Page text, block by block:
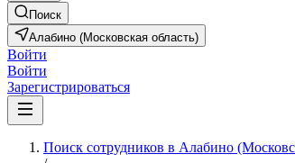
Поиск
Алабино (Московская область)
Войти
Войти
Зарегистрироваться
Поиск сотрудников в Алабино